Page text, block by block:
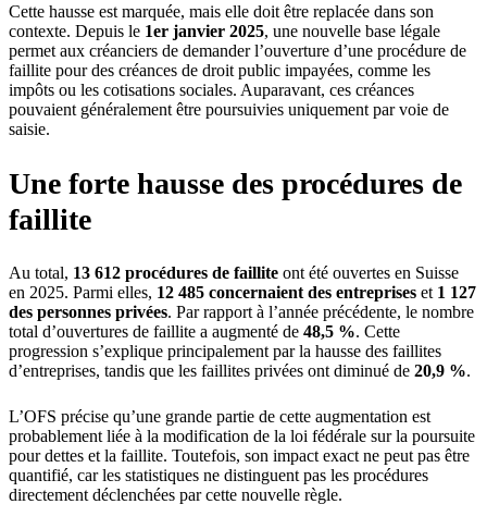
Cette hausse est marquée, mais elle doit être replacée dans son
contexte. Depuis le 1er janvier 2025, une nouvelle base légale
permet aux créanciers de demander l’ouverture d’une procédure de
faillite pour des créances de droit public impayées, comme les
impôts ou les cotisations sociales. Auparavant, ces créances
pouvaient généralement être poursuivies uniquement par voie de
saisie.
Une forte hausse des procédures de
faillite
Au total, 13 612 procédures de faillite ont été ouvertes en Suisse
en 2025. Parmi elles, 12 485 concernaient des entreprises et 1 127
des personnes privées. Par rapport à l’année précédente, le nombre
total d’ouvertures de faillite a augmenté de 48,5 %. Cette
progression s’explique principalement par la hausse des faillites
d’entreprises, tandis que les faillites privées ont diminué de 20,9 %.
L’OFS précise qu’une grande partie de cette augmentation est
probablement liée à la modification de la loi fédérale sur la poursuite
pour dettes et la faillite. Toutefois, son impact exact ne peut pas être
quantifié, car les statistiques ne distinguent pas les procédures
directement déclenchées par cette nouvelle règle.